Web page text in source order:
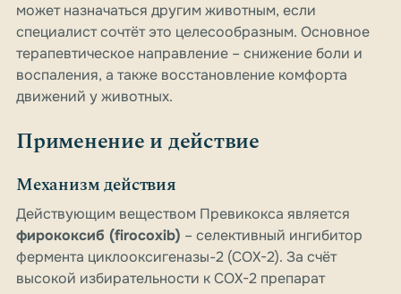
может назначаться другим животным, если
специалист сочтёт это целесообразным. Основное
терапевтическое направление – снижение боли и
воспаления, а также восстановление комфорта
движений у животных.
Применение и действие
Механизм действия
Действующим веществом Превикокса является
фирококсиб (firocoxib) – селективный ингибитор
фермента циклооксигеназы-2 (COX-2). За счёт
высокой избирательности к COX-2 препарат